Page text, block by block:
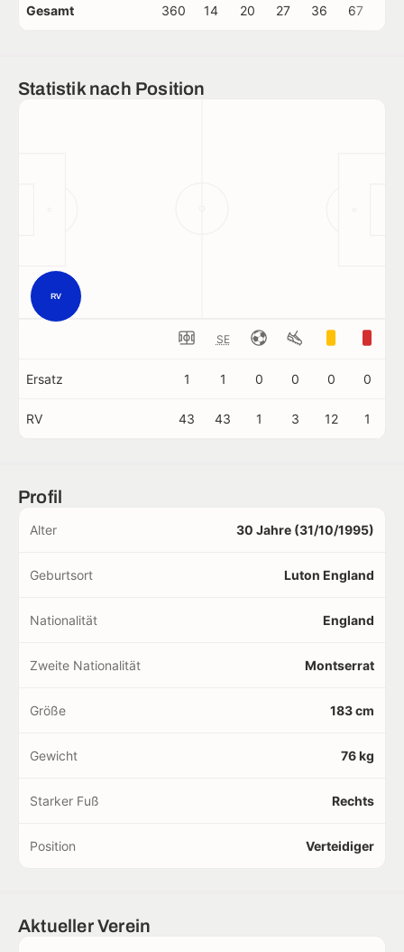
Gesamt 360 14 20 27 36 67
Statistik nach Position
RV
SE
Ersatz 1 1 0 0 0 0
RV 43 43 1 3 12 1
Profil
Alter 30 Jahre (31/10/1995)
Geburtsort Luton England
Nationalität England
Zweite Nationalität Montserrat
Größe 183 cm
Gewicht 76 kg
Starker Fuß Rechts
Position Verteidiger
Aktueller Verein